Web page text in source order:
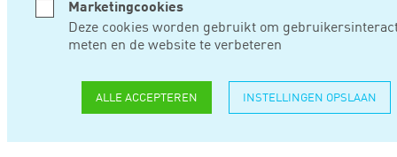
Marketingcookies
Deze cookies worden gebruikt om
meten en de website te verbeteren
ALLE ACCEPTEREN INSTELLINGEN OPSLAAN
SOEPELERE